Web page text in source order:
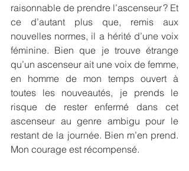
raisonnable de prendre l’ascenseur ? Et
ce d’autant plus que, remis aux
nouvelles normes, il a hérité d’une voix
féminine. Bien que je trouve étrange
qu’un ascenseur ait une voix de femme,
en homme de mon temps ouvert à
toutes les nouveautés, je prends le
risque de rester enfermé dans cet
ascenseur au genre ambigu pour le
restant de la journée. Bien m’en prend.
Mon courage est récompensé.